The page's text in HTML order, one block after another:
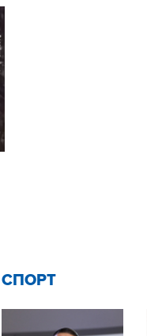
СПОРТ